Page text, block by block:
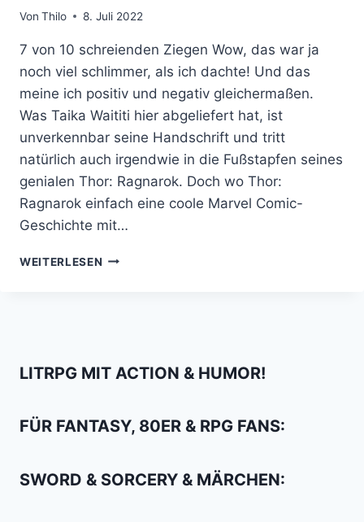
Von Thilo 8. Juli 2022
7 von 10 schreienden Ziegen Wow, das war ja
noch viel schlimmer, als ich dachte! Und das
meine ich positiv und negativ gleichermaßen.
Was Taika Waititi hier abgeliefert hat, ist
unverkennbar seine Handschrift und tritt
natürlich auch irgendwie in die Fußstapfen seines
genialen Thor: Ragnarok. Doch wo Thor:
Ragnarok einfach eine coole Marvel Comic-
Geschichte mit…
WEITERLESEN THOR:
MUPPET
LITRPG MIT ACTION & HUMOR!
FÜR FANTASY, 80ER & RPG FANS:
SWORD & SORCERY & MÄRCHEN: